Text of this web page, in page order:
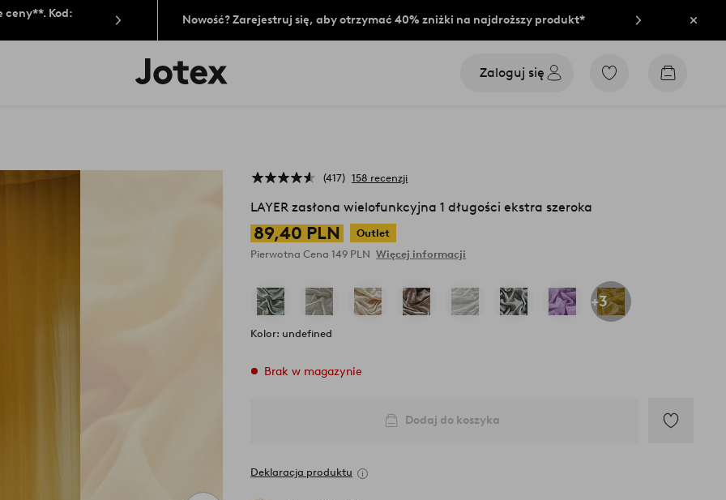
ceny**. Kod:
Nowość? Zarejestruj się, aby otrzymać 40% zniżki na najdroższy produkt*
Logo
Jotex
Zaloguj się
Przejdź
Przejdź
417 158 recenzji
LAYER zasłona wielofunkcyjna 1 długości ekstra szeroka
89,40 PLN
Outlet
Pierwotna Cena149 PLN Więcej informacji
+3
Kolor: undefined
Brak w magazynie
Dodaj do koszyka
Deklaracja produktu